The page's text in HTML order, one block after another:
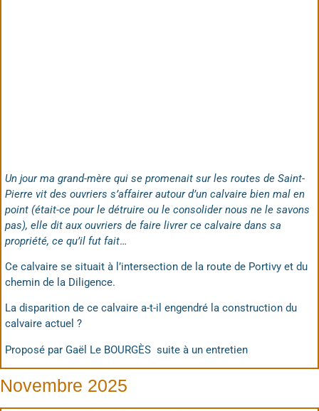
Un jour ma grand-mère qui se promenait sur les routes de Saint-
Pierre vit des ouvriers s’affairer autour d’un calvaire bien mal en
point (était-ce pour le détruire ou le consolider nous ne le savons
pas), elle dit aux ouvriers de faire livrer ce calvaire dans sa
propriété, ce qu’il fut fait…
Ce calvaire se situait à l’intersection de la route de Portivy et du
chemin de la Diligence.
La disparition de ce calvaire a-t-il engendré la construction du
calvaire actuel ?
Proposé par Gaël Le BOURGÈS suite à un entretien
Novembre 2025